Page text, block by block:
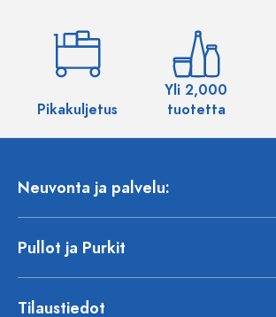
Pikakuljetus
Yli 2,000
tuotetta
Neuvonta ja palvelu:
Pullot ja Purkit
Tilaustiedot